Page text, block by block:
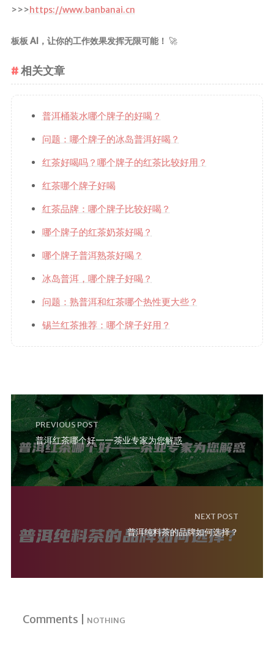
>>>https://www.banbanai.cn
板板 AI，让你的工作效果发挥无限可能！ 🚀
相关文章
普洱桶装水哪个牌子的好喝？
问题：哪个牌子的冰岛普洱好喝？
红茶好喝吗？哪个牌子的红茶比较好用？
红茶哪个牌子好喝
红茶品牌：哪个牌子比较好喝？
哪个牌子的红茶奶茶好喝？
哪个牌子普洱熟茶好喝？
冰岛普洱，哪个牌子好喝？
问题：熟普洱和红茶哪个热性更大些？
锡兰红茶推荐：哪个牌子好用？
PREVIOUS POST
普洱红茶哪个好——茶业专家为您解惑
NEXT POST
普洱纯料茶的品牌如何选择？
Comments | NOTHING